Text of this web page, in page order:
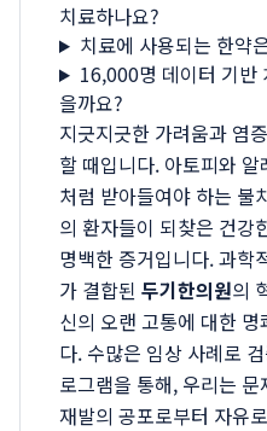
치료하나요?
치료에 사용되는 한약
16,000명 데이터 기반
을까요?
지긋지긋한 가려움과 염
할 때입니다. 아토피와
처럼 받아들여야 하는 불
의 환자들이 되찾은 건강
명백한 증거입니다. 과학
가 결합된 두기한의원의
신의 오랜 고통에 대한
다. 수많은 임상 사례로
로그램을 통해, 우리는
재발의 공포로부터 자유